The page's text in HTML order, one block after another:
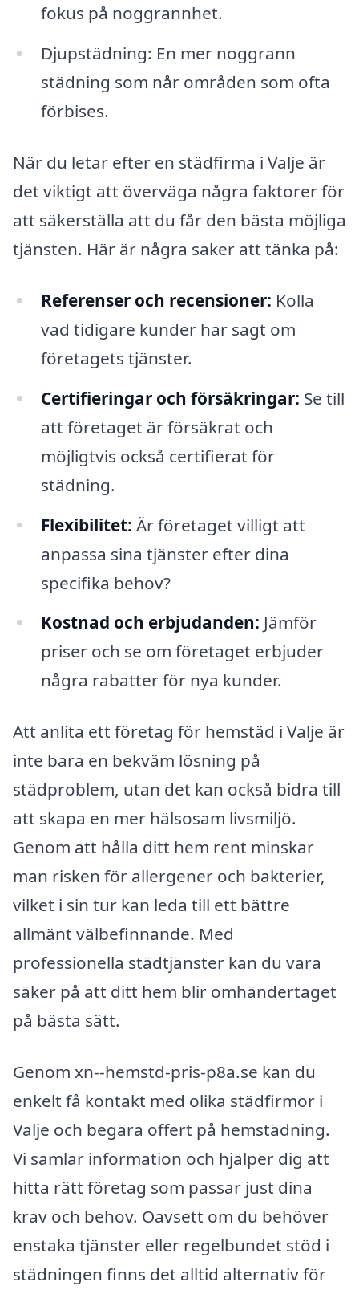
fokus på noggrannhet.
Djupstädning: En mer noggrann
städning som når områden som ofta
förbises.
När du letar efter en städfirma i Valje är
det viktigt att överväga några faktorer för
att säkerställa att du får den bästa möjliga
tjänsten. Här är några saker att tänka på:
Referenser och recensioner: Kolla
vad tidigare kunder har sagt om
företagets tjänster.
Certifieringar och försäkringar: Se till
att företaget är försäkrat och
möjligtvis också certifierat för
städning.
Flexibilitet: Är företaget villigt att
anpassa sina tjänster efter dina
specifika behov?
Kostnad och erbjudanden: Jämför
priser och se om företaget erbjuder
några rabatter för nya kunder.
Att anlita ett företag för hemstäd i Valje är
inte bara en bekväm lösning på
städproblem, utan det kan också bidra till
att skapa en mer hälsosam livsmiljö.
Genom att hålla ditt hem rent minskar
man risken för allergener och bakterier,
vilket i sin tur kan leda till ett bättre
allmänt välbefinnande. Med
professionella städtjänster kan du vara
säker på att ditt hem blir omhändertaget
på bästa sätt.
Genom xn--hemstd-pris-p8a.se kan du
enkelt få kontakt med olika städfirmor i
Valje och begära offert på hemstädning.
Vi samlar information och hjälper dig att
hitta rätt företag som passar just dina
krav och behov. Oavsett om du behöver
enstaka tjänster eller regelbundet stöd i
städningen finns det alltid alternativ för